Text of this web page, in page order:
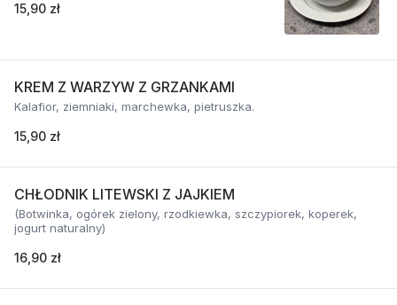
15,90 zł
KREM Z WARZYW Z GRZANKAMI
Kalafior, ziemniaki, marchewka, pietruszka.
15,90 zł
CHŁODNIK LITEWSKI Z JAJKIEM
(Botwinka, ogórek zielony, rzodkiewka, szczypiorek, koperek,
jogurt naturalny)
16,90 zł